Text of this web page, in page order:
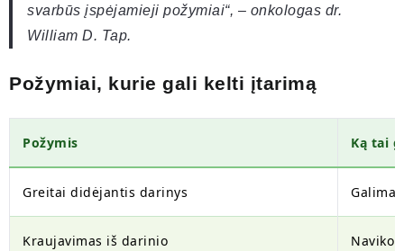
svarbūs įspėjamieji požymiai“, – onkologas dr.
William D. Tap.
Požymiai, kurie gali kelti įtarimą
Požymis Ką tai
Greitai didėjantis darinys
Kraujavimas iš darinio Naviko